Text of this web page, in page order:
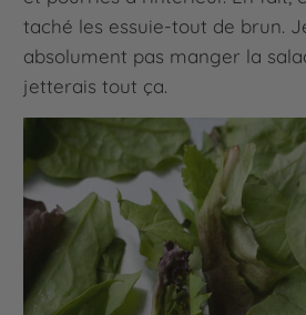
taché les essuie-tout de brun.
absolument pas manger la
jetterais tout ça.